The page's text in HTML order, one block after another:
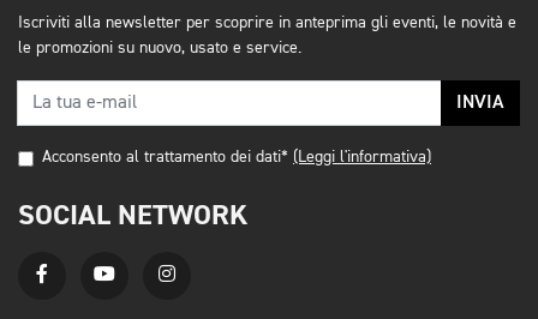
Iscriviti alla newsletter per scoprire in anteprima gli eventi, le novità e
le promozioni su nuovo, usato e service.
INVIA
Acconsento al trattamento dei dati* (Leggi l'informativa)
SOCIAL NETWORK